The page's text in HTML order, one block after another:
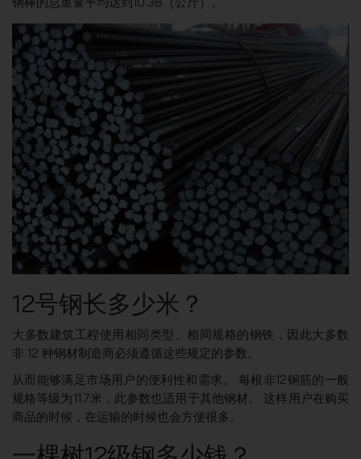
12号钢长多少米？
大多数建筑工程使用相同类型、相同规格的钢铁，因此大多数
非 12 种钢材制造商必须遵循这些规定的参数。
从而能够满足市场用户的便利性和需求。 每根非12钢筋的一般
规格等级为11.7米，此参数也适用于其他钢材。 这样用户在购买
商品的时候，在运输的时候也会方便很多。